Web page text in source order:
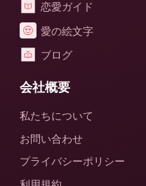
恋愛ガイド
愛の絵文字
ブログ
会社概要
私たちについて
お問い合わせ
プライバシーポリシー